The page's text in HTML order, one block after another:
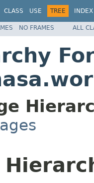
CLASS USE TREE INDEX
NO FRAMES ALL